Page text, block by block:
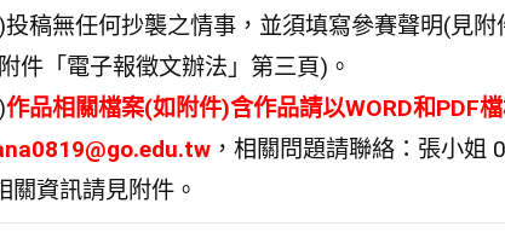
投稿無任何抄襲之情事，並須填寫參賽聲明(見
件「電子報徵文辦法」第三頁)。
作品相關檔案(如附件)含作品請以WORD和PDF
，相關問題請聯絡：張小姐
關資訊請見附件。